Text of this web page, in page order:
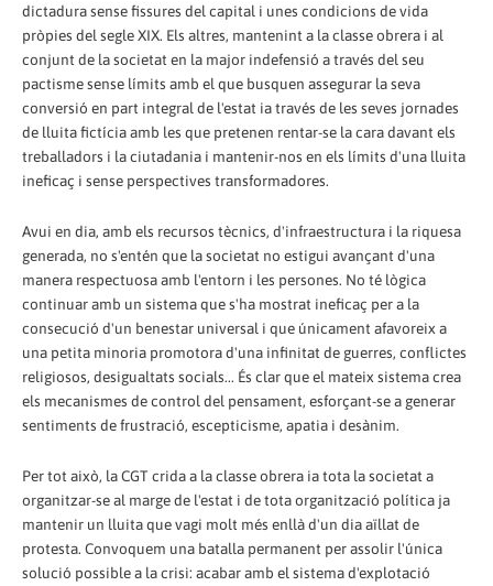
dictadura sense fissures del capital i unes condicions de vida
pròpies del segle XIX. Els altres, mantenint a la classe obrera i al
conjunt de la societat en la major indefensió a través del seu
pactisme sense límits amb el que busquen assegurar la seva
conversió en part integral de l'estat ia través de les seves jornades
de lluita fictícia amb les que pretenen rentar-se la cara davant els
treballadors i la ciutadania i mantenir-nos en els límits d'una lluita
ineficaç i sense perspectives transformadores.
Avui en dia, amb els recursos tècnics, d'infraestructura i la riquesa
generada, no s'entén que la societat no estigui avançant d'una
manera respectuosa amb l'entorn i les persones. No té lògica
continuar amb un sistema que s'ha mostrat ineficaç per a la
consecució d'un benestar universal i que únicament afavoreix a
una petita minoria promotora d'una infinitat de guerres, conflictes
religiosos, desigualtats socials... És clar que el mateix sistema crea
els mecanismes de control del pensament, esforçant-se a generar
sentiments de frustració, escepticisme, apatia i desànim.
Per tot això, la CGT crida a la classe obrera ia tota la societat a
organitzar-se al marge de l'estat i de tota organització política ja
mantenir un lluita que vagi molt més enllà d'un dia aïllat de
protesta. Convoquem una batalla permanent per assolir l'única
solució possible a la crisi: acabar amb el sistema d'explotació